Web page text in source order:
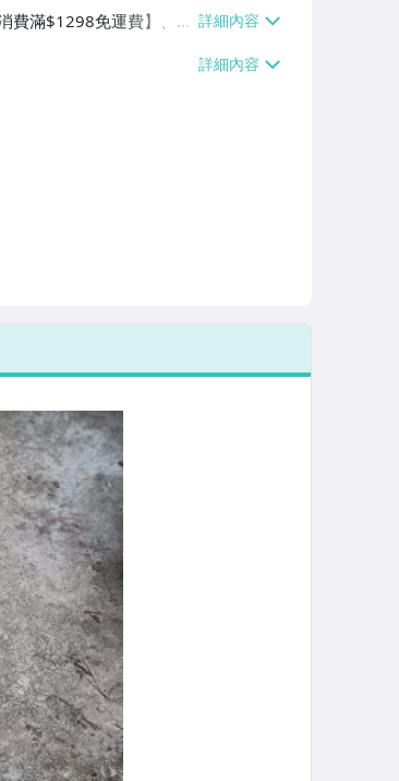
費滿$1298免運費】、7-
【單件運費$60、滿5件
$120、滿5件或消費滿